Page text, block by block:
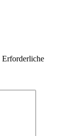
Erforderliche